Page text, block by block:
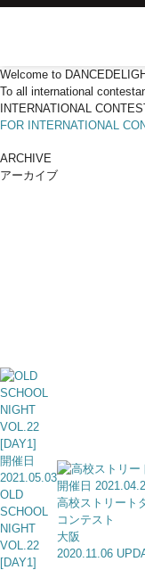
Welcome to
To all international
INTERNATIONAL
FOR INTERNATIONAL
ARCHIVE
アーカイブ
開催日
2021.05.03
OLD
SCHOOL
NIGHT
VOL.22
[DAY1]
開催日
高校ストリート
コンテスト
大阪
2020.11.06